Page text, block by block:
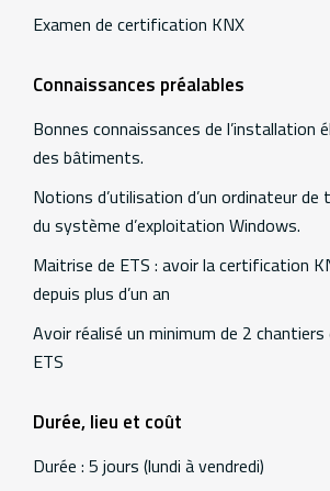
Examen de certification KNX
Connaissances préalables
Bonnes connaissances de l’installation
des bâtiments.
Notions d’utilisation d’un ordinateur de
du système d’exploitation Windows.
Maitrise de ETS : avoir la certification
depuis plus d’un an
Avoir réalisé un minimum de 2 chantiers
ETS
Durée, lieu et coût
Durée : 5 jours (lundi à vendredi)